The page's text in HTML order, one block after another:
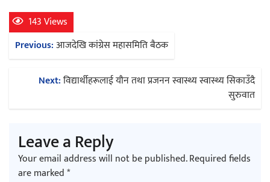
143 Views
Post
navigation
Previous:आजदेखि कांग्रेस महासमिति बैठक
Next:विद्यार्थीहरूलाई यौन तथा प्रजनन स्वास्थ्य स्वास्थ्य सिकाउँदै
सुरुवात
Leave a Reply
Your email address will not be published.Required fields
are marked*